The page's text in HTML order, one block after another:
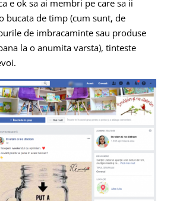
e ok sa ai membri pe care sa ii
bucata de timp (cum sunt, de
de imbracaminte sau produse
la o anumita varsta), tinteste